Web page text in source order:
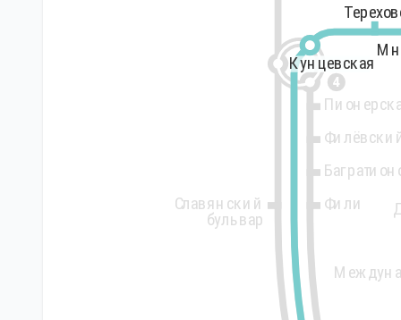
4
Кунцевская
Фили
Славянский
бульвар
Кунцевская